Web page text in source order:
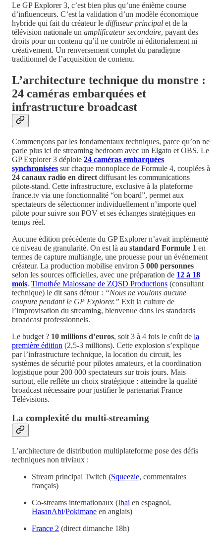
Le GP Explorer 3, c’est bien plus qu’une énième course
d’influenceurs. C’est la validation d’un modèle économique
hybride qui fait du créateur le diffuseur principal et de la
télévision nationale un amplificateur secondaire, payant des
droits pour un contenu qu’il ne contrôle ni éditorialement ni
créativement. Un renversement complet du paradigme
traditionnel de l’acquisition de contenu.
L’architecture technique du monstre :
24 caméras embarquées et
infrastructure broadcast
Commençons par les fondamentaux techniques, parce qu’on ne
parle plus ici de streaming bedroom avec un Elgato et OBS. Le
GP Explorer 3 déploie 24 caméras embarquées
synchronisées sur chaque monoplace de Formule 4, couplées à
24 canaux radio en direct diffusant les communications
pilote-stand. Cette infrastructure, exclusive à la plateforme
france.tv via une fonctionnalité “on board”, permet aux
spectateurs de sélectionner individuellement n’importe quel
pilote pour suivre son POV et ses échanges stratégiques en
temps réel.
Aucune édition précédente du GP Explorer n’avait implémenté
ce niveau de granularité. On est là au standard Formule 1 en
termes de capture multiangle, une prouesse pour un événement
créateur. La production mobilise environ 5 000 personnes
selon les sources officielles, avec une préparation de 12 à 18
mois. Timothée Malossane de ZQSD Productions (consultant
technique) le dit sans détour : “Nous ne voulons aucune
coupure pendant le GP Explorer.” Exit la culture de
l’improvisation du streaming, bienvenue dans les standards
broadcast professionnels.
Le budget ? 10 millions d’euros, soit 3 à 4 fois le coût de la
première édition (2,5-3 millions). Cette explosion s’explique
par l’infrastructure technique, la location du circuit, les
systèmes de sécurité pour pilotes amateurs, et la coordination
logistique pour 200 000 spectateurs sur trois jours. Mais
surtout, elle reflète un choix stratégique : atteindre la qualité
broadcast nécessaire pour justifier le partenariat France
Télévisions.
La complexité du multi-streaming
L’architecture de distribution multiplateforme pose des défis
techniques non triviaux :
Stream principal Twitch (Squeezie, commentaires
français)
Co-streams internationaux (Ibai en espagnol,
HasanAbi/Pokimane en anglais)
France 2 (direct dimanche 18h)